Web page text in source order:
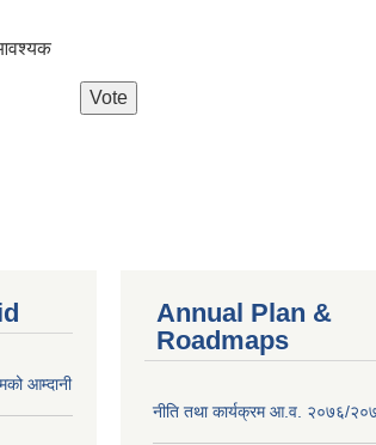
आम्दानी
Annual Plan &
Roadmaps
नीति तथा कार्यक्रम आ.व. २०७६/